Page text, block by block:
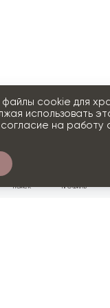
ПОИСК ПРОФИЛЬ
cookie для
использовать
на работу